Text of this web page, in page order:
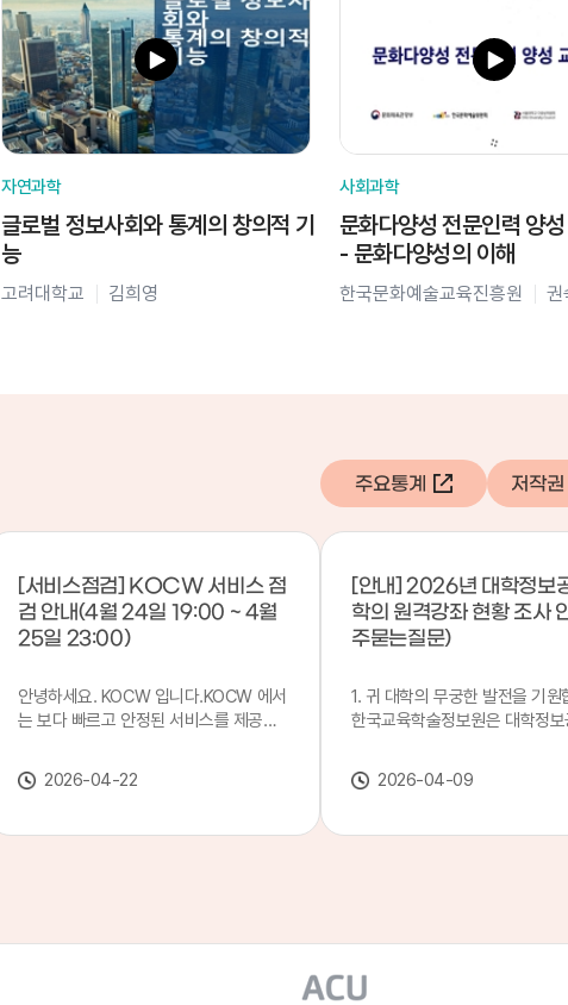
자연과학
글로벌 정보사회와 통계의 창의적 기
능
고려대학교 김희영
사회과학
문화다양성 전문인력 양
- 문화다양성의 이해
한국문화예술교육진흥원 권
[서비스점검] KOCW 서비스 점
검 안내(4월 24일 19:00 ~ 4월
25일 23:00)
안녕하세요. KOCW 입니다.KOCW 에서
는 보다 빠르고 안정된 서비스를 제공하
합니다.※ 서비스 점검 작업 일시 : 4월
24일(금) 19:00 ~ 4월 25일(토) 23:00
안 일시중지될 예정이오니, 이 점 양해하
2026-04-22
[안내] 2026년 대학정보
학의 원격강좌 현황 조사
주묻는질문)
1. 귀 대학의 무궁한 발전을 기원
한국교육학술정보원은 대학정
본 조사는 2025. 3. 1~2026. 2.
에 운영된 원격강좌(이러닝) 현
강좌(12-바)'에 데이터를 연계할
인시 캠퍼스인 경우 해당 캠퍼스
2026-04-09
주요통계 저작